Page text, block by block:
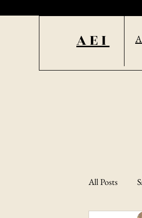
AEI
All Posts